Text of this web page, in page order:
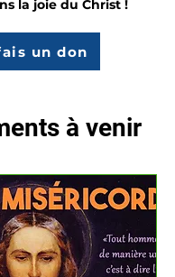
la joie du Christ !
un don
à venir